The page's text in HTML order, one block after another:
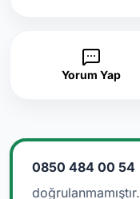
Yorum Yap
0850 484 00 54